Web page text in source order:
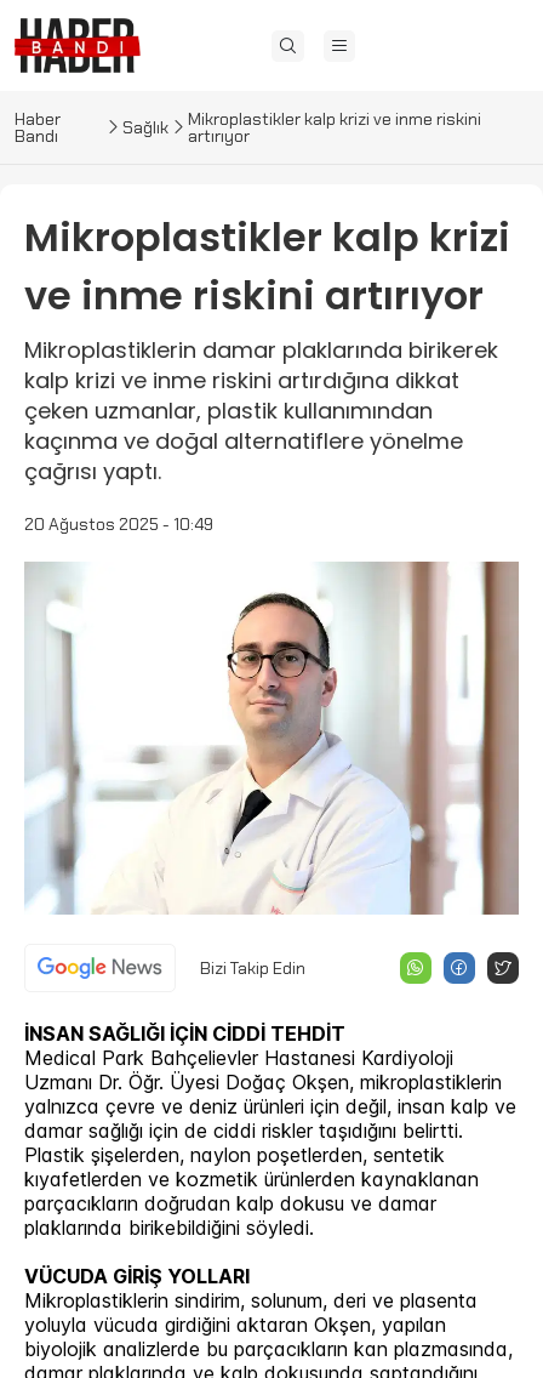
Haber
Bandı Sağlık Mikroplastikler kalp krizi ve inme riskini
artırıyor
Mikroplastikler kalp krizi
ve inme riskini artırıyor
Mikroplastiklerin damar plaklarında birikerek
kalp krizi ve inme riskini artırdığına dikkat
çeken uzmanlar, plastik kullanımından
kaçınma ve doğal alternatiflere yönelme
çağrısı yaptı.
20 Ağustos 2025 - 10:49
Bizi Takip Edin
İNSAN SAĞLIĞI İÇİN CİDDİ TEHDİT
Medical Park Bahçelievler Hastanesi Kardiyoloji
Uzmanı Dr. Öğr. Üyesi Doğaç Okşen, mikroplastiklerin
yalnızca çevre ve deniz ürünleri için değil, insan kalp ve
damar sağlığı için de ciddi riskler taşıdığını belirtti.
Plastik şişelerden, naylon poşetlerden, sentetik
kıyafetlerden ve kozmetik ürünlerden kaynaklanan
parçacıkların doğrudan kalp dokusu ve damar
plaklarında birikebildiğini söyledi.
VÜCUDA GİRİŞ YOLLARI
Mikroplastiklerin sindirim, solunum, deri ve plasenta
yoluyla vücuda girdiğini aktaran Okşen, yapılan
biyolojik analizlerde bu parçacıkların kan plazmasında,